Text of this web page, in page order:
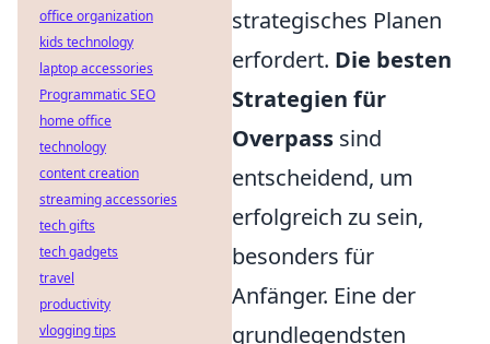
strategisches Planen
erfordert. Die besten
Strategien für
Overpass sind
entscheidend, um
erfolgreich zu sein,
besonders für
Anfänger. Eine der
grundlegendsten
office organization
kids technology
laptop accessories
Programmatic SEO
home office
technology
content creation
streaming accessories
tech gifts
tech gadgets
travel
productivity
vlogging tips